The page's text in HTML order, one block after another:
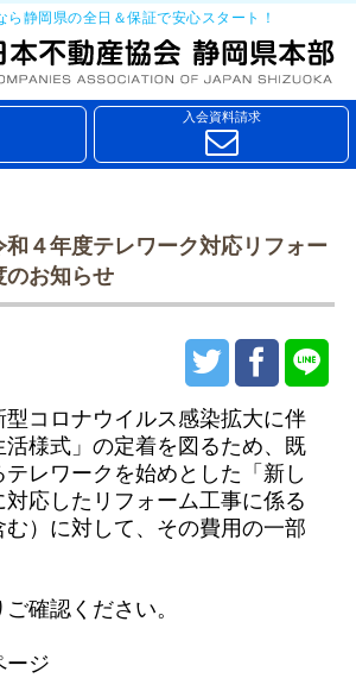
ら静岡県の全日＆保証で安心スタート！
入会資料請求
４年度テレワーク対応リフォー
のお知らせ
コロナウイルス感染拡大に伴
活様式」の定着を図るため、既
レワークを始めとした「新し
応したリフォーム工事に係る
）に対して、その費用の一部
確認ください。
ージ